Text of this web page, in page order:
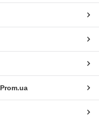
Prom.ua